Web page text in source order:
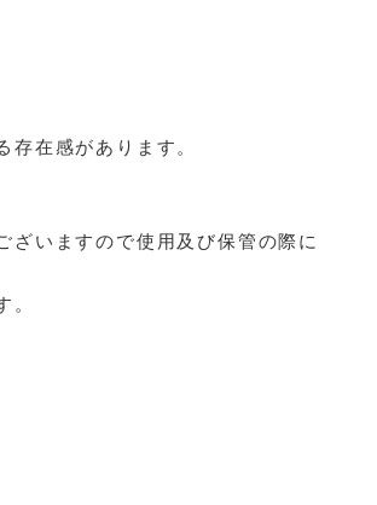
在感があります。
ざいますので使用及び保管の際に